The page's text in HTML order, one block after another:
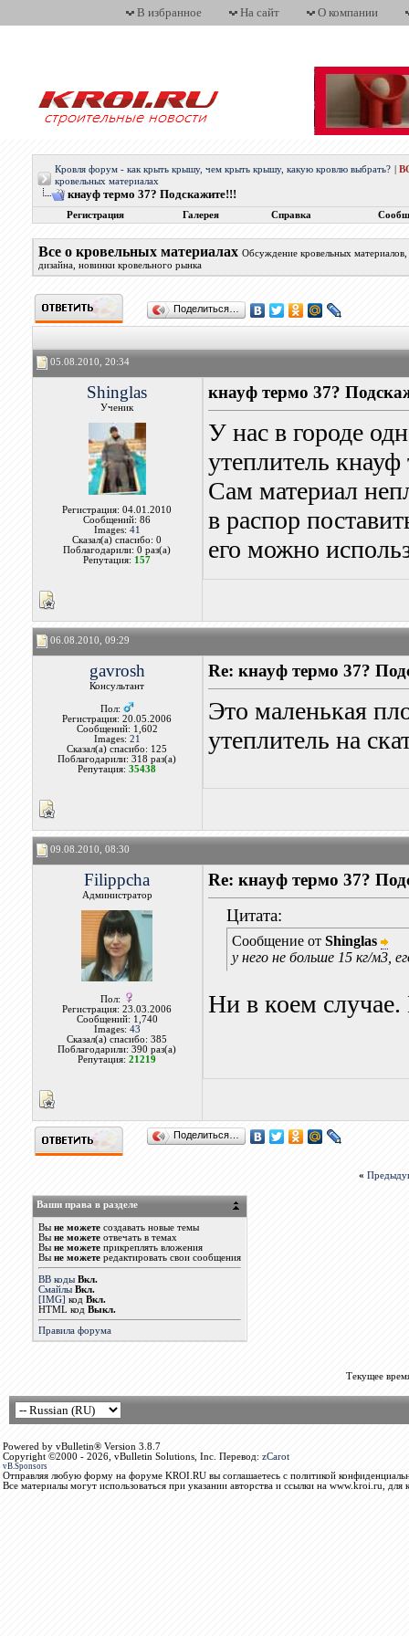
В избранное На сайт О компании
Кровля форум - как крыть крышу, чем крыть крышу, какую кровлю выбрать?
кровельных материалах
кнауф термо 37? Подскажите!!!
Регистрация Галерея Справка
Все о кровельных материалах Обсуждение кровельных
дизайна, новинки кровельного рынка
Поделиться…
05.08.2010, 20:34
Shinglas
Ученик
Регистрация: 04.01.2010
Сообщений: 86
Images: 41
Сказал(а) спасибо: 0
Поблагодарили: 0 раз(а)
Репутация: 157
кнауф термо 37?
У нас в городе
утеплитель
Сам материал
в распор
его можно
06.08.2010, 09:29
gavrosh
Консультант
Пол:
Регистрация: 20.05.2006
Сообщений: 1,602
Images: 21
Сказал(а) спасибо: 125
Поблагодарили: 318 раз(а)
Репутация:35438
Re: кнауф термо 37?
Это маленькая
утеплитель на
09.08.2010, 08:30
Filippcha
Администратор
Пол:
Регистрация: 23.03.2006
Сообщений: 1,740
Images: 43
Сказал(а) спасибо: 385
Поблагодарили: 390 раз(а)
Репутация:21219
Re: кнауф термо 37?
Цитата:
Сообщение от Shinglas
у него не больше 15 кг/м3,
Ни в коем
Поделиться…
«
Ваши права в разделе
Вы не можетесоздавать новые темы
Вы не можетеотвечать в темах
Вы не можетеприкреплять вложения
Вы не можетередактировать свои сообщения
BB коды Вкл.
Смайлы Вкл.
[IMG] код Вкл.
HTML код Выкл.
Правила форума
Текущее
Powered by vBulletin® Version 3.8.7
Copyright ©2000 - 2026, vBulletin Solutions, Inc. Перевод: zCarot
vB.Sponsors
Отправляя любую форму на форуме KROI.RU вы соглашаетесь с политикой
Все материалы могут использоваться при указании авторства и ссылки на www.kroi.ru, для